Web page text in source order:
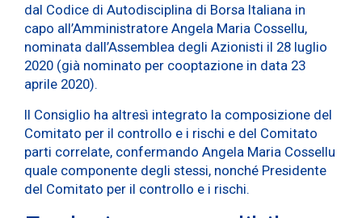
dal Codice di Autodisciplina di Borsa Italiana in
capo all’Amministratore Angela Maria Cossellu,
nominata dall’Assemblea degli Azionisti il 28 luglio
2020 (già nominato per cooptazione in data 23
aprile 2020).
Il Consiglio ha altresì integrato la composizione del
Comitato per il controllo e i rischi e del Comitato
parti correlate, confermando Angela Maria Cossellu
quale componente degli stessi, nonché Presidente
del Comitato per il controllo e i rischi.